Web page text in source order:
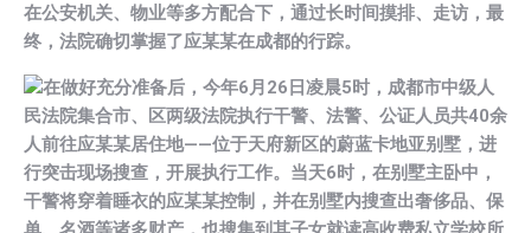
在公安机关、物业等多方配合下，通过长时间摸排、走访，最
终，法院确切掌握了应某某在成都的行踪。
在做好充分准备后，今年6月26日凌晨5时，成都市中级人
民法院集合市、区两级法院执行干警、法警、公证人员共40余
人前往应某某居住地——位于天府新区的蔚蓝卡地亚别墅，进
行突击现场搜查，开展执行工作。当天6时，在别墅主卧中，
干警将穿着睡衣的应某某控制，并在别墅内搜查出奢侈品、保